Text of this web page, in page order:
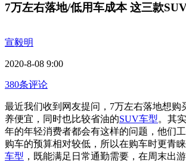
7万左右落地/低用车成本 这三款
宣毅明
2020-8-08 9:00
380条评论
最近我们收到网友提问，7万左右落地想购
养便宜，同时也比较省油的SUV车型。其
年的年轻消费者都会有这样的问题，他们
购车的预算相对较低，所以在购车时更青
车型 ，既能满足日常通勤需要，在周末出